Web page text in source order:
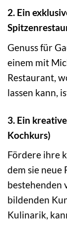
2. Ein
Genuss für
einem mit
Restaurant,
lassen kann,
3. Ein
Kochkurs)
Fördere ihre
dem sie
bestehenden
bildenden
Kulinarik,